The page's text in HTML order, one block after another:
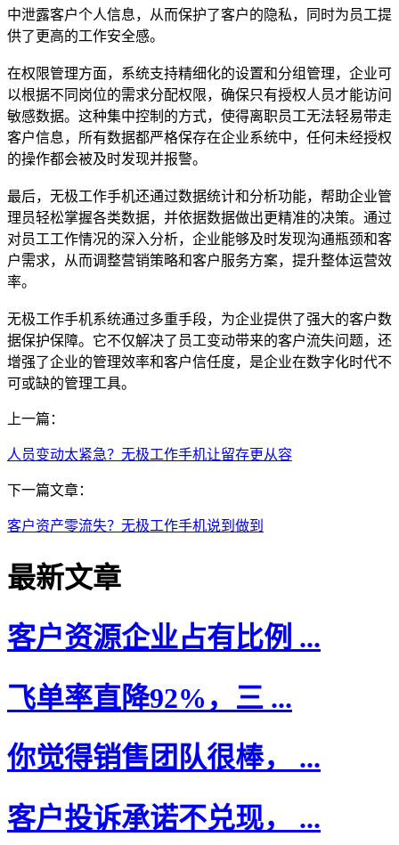
中泄露客户个人信息，从而保护了客户的隐私，同时为员工提
供了更高的工作安全感。
在权限管理方面，系统支持精细化的设置和分组管理，企业可
以根据不同岗位的需求分配权限，确保只有授权人员才能访问
敏感数据。这种集中控制的方式，使得离职员工无法轻易带走
客户信息，所有数据都严格保存在企业系统中，任何未经授权
的操作都会被及时发现并报警。
最后，无极工作手机还通过数据统计和分析功能，帮助企业管
理员轻松掌握各类数据，并依据数据做出更精准的决策。通过
对员工工作情况的深入分析，企业能够及时发现沟通瓶颈和客
户需求，从而调整营销策略和客户服务方案，提升整体运营效
率。
无极工作手机系统通过多重手段，为企业提供了强大的客户数
据保护保障。它不仅解决了员工变动带来的客户流失问题，还
增强了企业的管理效率和客户信任度，是企业在数字化时代不
可或缺的管理工具。
上一篇：
人员变动太紧急？无极工作手机让留存更从容
下一篇文章：
客户资产零流失？无极工作手机说到做到
最新文章
客户资源企业占有比例 ...
飞单率直降92%，三 ...
你觉得销售团队很棒， ...
客户投诉承诺不兑现， ...